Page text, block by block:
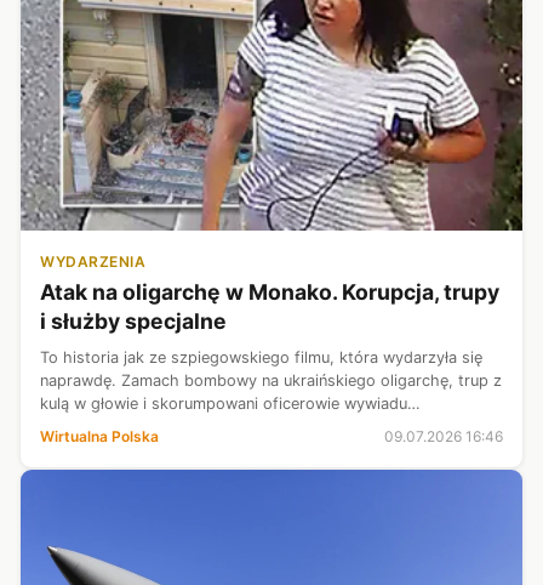
WYDARZENIA
Atak na oligarchę w Monako. Korupcja, trupy
i służby specjalne
To historia jak ze szpiegowskiego filmu, która wydarzyła się
naprawdę. Zamach bombowy na ukraińskiego oligarchę, trup z
kulą w głowie i skorumpowani oficerowie wywiadu
Wirtualna Polska 09.07.2026 16:46